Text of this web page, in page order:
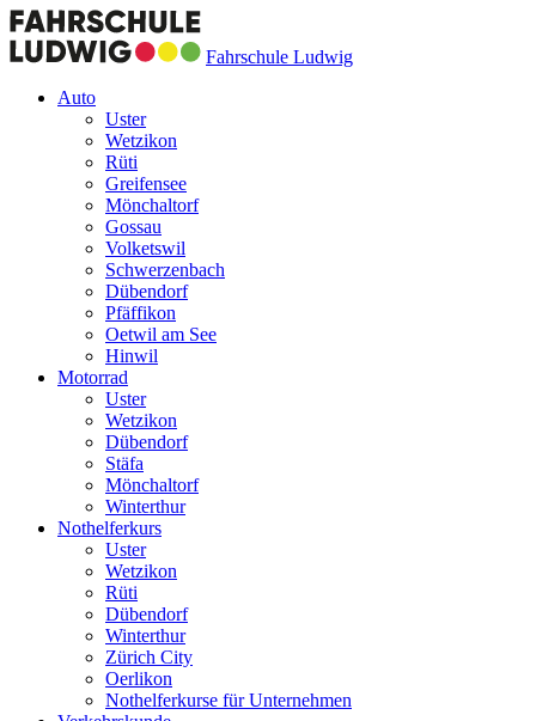
Fahrschule Ludwig
Auto
Uster
Wetzikon
Rüti
Greifensee
Mönchaltorf
Gossau
Volketswil
Schwerzenbach
Dübendorf
Pfäffikon
Oetwil am See
Hinwil
Motorrad
Uster
Wetzikon
Dübendorf
Stäfa
Mönchaltorf
Winterthur
Nothelferkurs
Uster
Wetzikon
Rüti
Dübendorf
Winterthur
Zürich City
Oerlikon
Nothelferkurse für Unternehmen